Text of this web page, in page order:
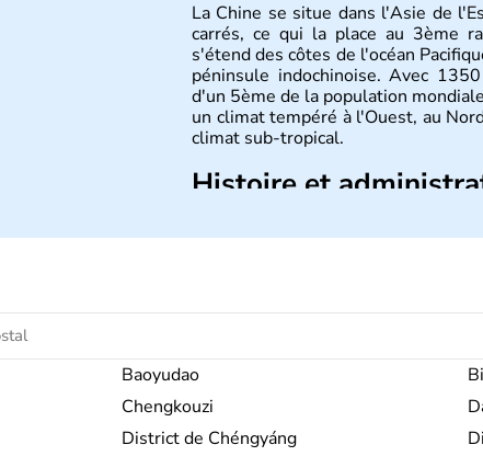
La Chine se situe dans l'Asie de
carrés, ce qui la place au 3ème
s'étend des côtes de l'océan
péninsule indochinoise. Avec
d'un 5ème de la population
un climat tempéré à l'Ouest, au
climat sub-tropical.
Histoire et
d'inventions avant-gardistes, la
Baoyudao
Chengkouzi
District de Chéngyáng